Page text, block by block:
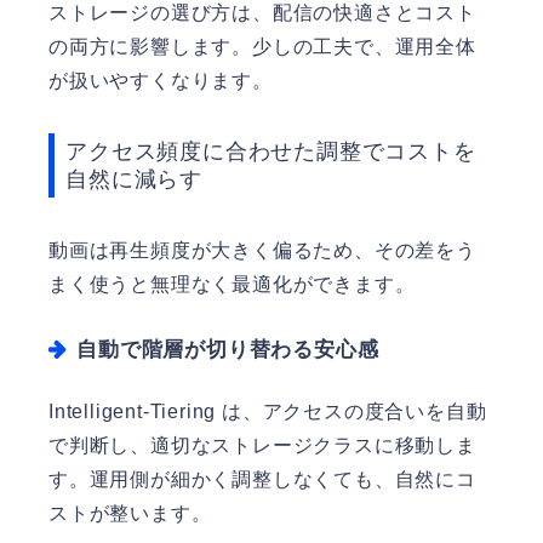
ストレージの選び方は、配信の快適さとコスト
の両方に影響します。少しの工夫で、運用全体
が扱いやすくなります。
アクセス頻度に合わせた調整でコストを
自然に減らす
動画は再生頻度が大きく偏るため、その差をう
まく使うと無理なく最適化ができます。
自動で階層が切り替わる安心感
Intelligent-Tiering は、アクセスの度合いを自動
で判断し、適切なストレージクラスに移動しま
す。運用側が細かく調整しなくても、自然にコ
ストが整います。